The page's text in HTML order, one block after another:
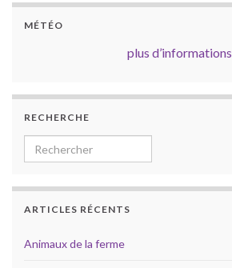
MÉTÉO
plus d’informations
RECHERCHE
Search for:
ARTICLES RÉCENTS
Animaux de la ferme